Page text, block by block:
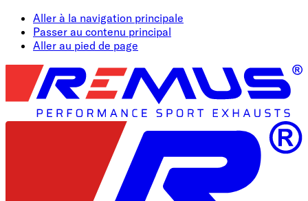
Aller à la navigation principale
Passer au contenu principal
Aller au pied de page